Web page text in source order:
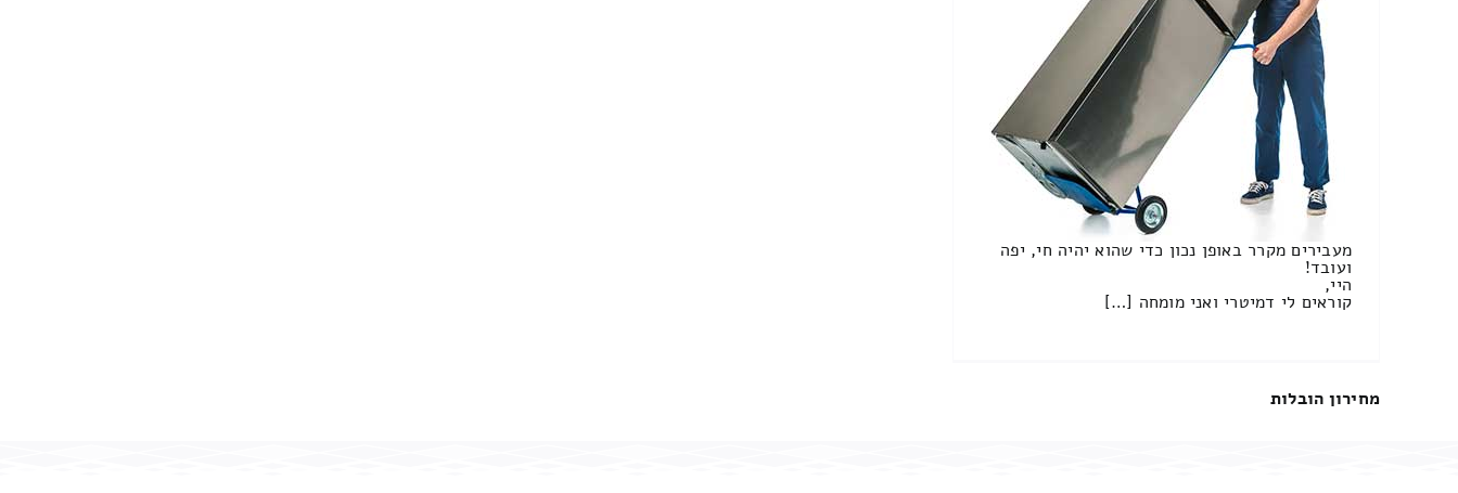
מעבירים מקרר באופן נכון כדי שהוא יהיה חי, יפה
ועובד!
היי,
קוראים לי דמיטרי ואני מומחה […]
מחירון הובלות